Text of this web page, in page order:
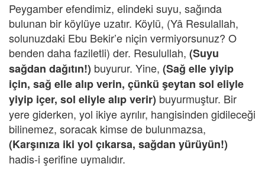
Peygamber efendimiz, elindeki suyu, sağında
bulunan bir köylüye uzatır. Köylü, (Yâ Resulallah,
solunuzdaki Ebu Bekir’e niçin vermiyorsunuz? O
benden daha faziletli) der. Resulullah, (Suyu
sağdan dağıtın!) buyurur. Yine, (Sağ elle yiyip
için, sağ elle alıp verin, çünkü şeytan sol eliyle
yiyip içer, sol eliyle alıp verir) buyurmuştur. Bir
yere giderken, yol ikiye ayrılır, hangisinden gidileceği
bilinemez, soracak kimse de bulunmazsa,
(Karşınıza iki yol çıkarsa, sağdan yürüyün!)
hadis-i şerifine uymalıdır.